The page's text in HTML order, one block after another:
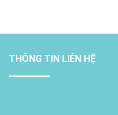
THÔNG TIN LIÊN HỆ